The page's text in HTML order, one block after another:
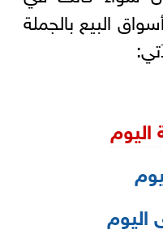
البيع بالجملة
اليوم
اليوم